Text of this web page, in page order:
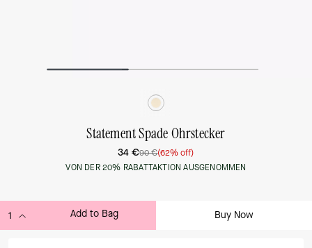
Statement Spade Ohrstecker
34 €90 €(62% off)
VON DER 20% RABATTAKTION AUSGENOMMEN
Add to Bag Buy Now